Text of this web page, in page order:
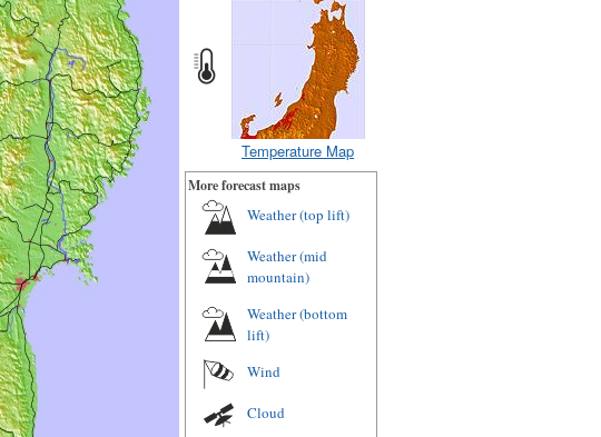
Temperature Map
More forecast maps
Weather (top lift)
Weather (mid
mountain)
Weather (bottom
lift)
Wind
Cloud